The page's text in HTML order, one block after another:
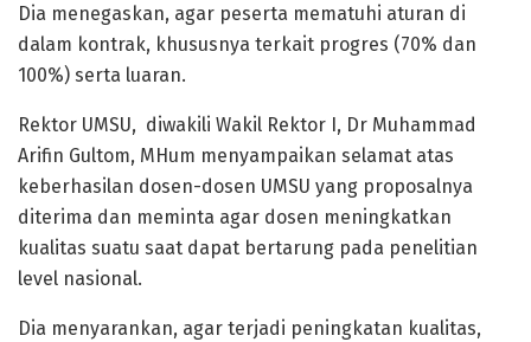
Dia menegaskan, agar peserta mematuhi aturan di
dalam kontrak, khususnya terkait progres (70% dan
100%) serta luaran.
Rektor UMSU, diwakili Wakil Rektor I, Dr Muhammad
Arifin Gultom, MHum menyampaikan selamat atas
keberhasilan dosen-dosen UMSU yang proposalnya
diterima dan meminta agar dosen meningkatkan
kualitas suatu saat dapat bertarung pada penelitian
level nasional.
Dia menyarankan, agar terjadi peningkatan kualitas,